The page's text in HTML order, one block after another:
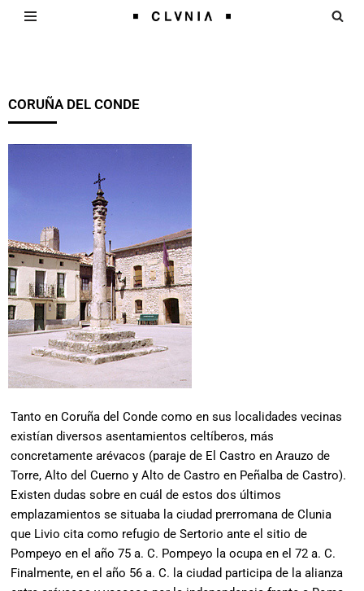
CORUÑA DEL CONDE
Tanto en Coruña del Conde como en sus localidades vecinas
existían diversos asentamientos celtíberos, más
concretamente arévacos (paraje de El Castro en Arauzo de
Torre, Alto del Cuerno y Alto de Castro en Peñalba de Castro).
Existen dudas sobre en cuál de estos dos últimos
emplazamientos se situaba la ciudad prerromana de Clunia
que Livio cita como refugio de Sertorio ante el sitio de
Pompeyo en el año 75 a. C. Pompeyo la ocupa en el 72 a. C.
Finalmente, en el año 56 a. C. la ciudad participa de la alianza